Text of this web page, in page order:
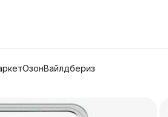
ОзонВайлдбериз